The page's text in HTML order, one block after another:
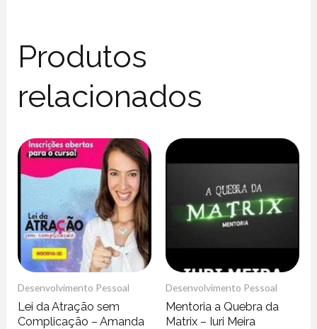
Produtos
relacionados
Desenvolvimento Pessoal
Lei da Atração sem
Complicação – Amanda
Desenvolvimento Pessoal
Mentoria a Quebra da
Matrix – Iuri Meira